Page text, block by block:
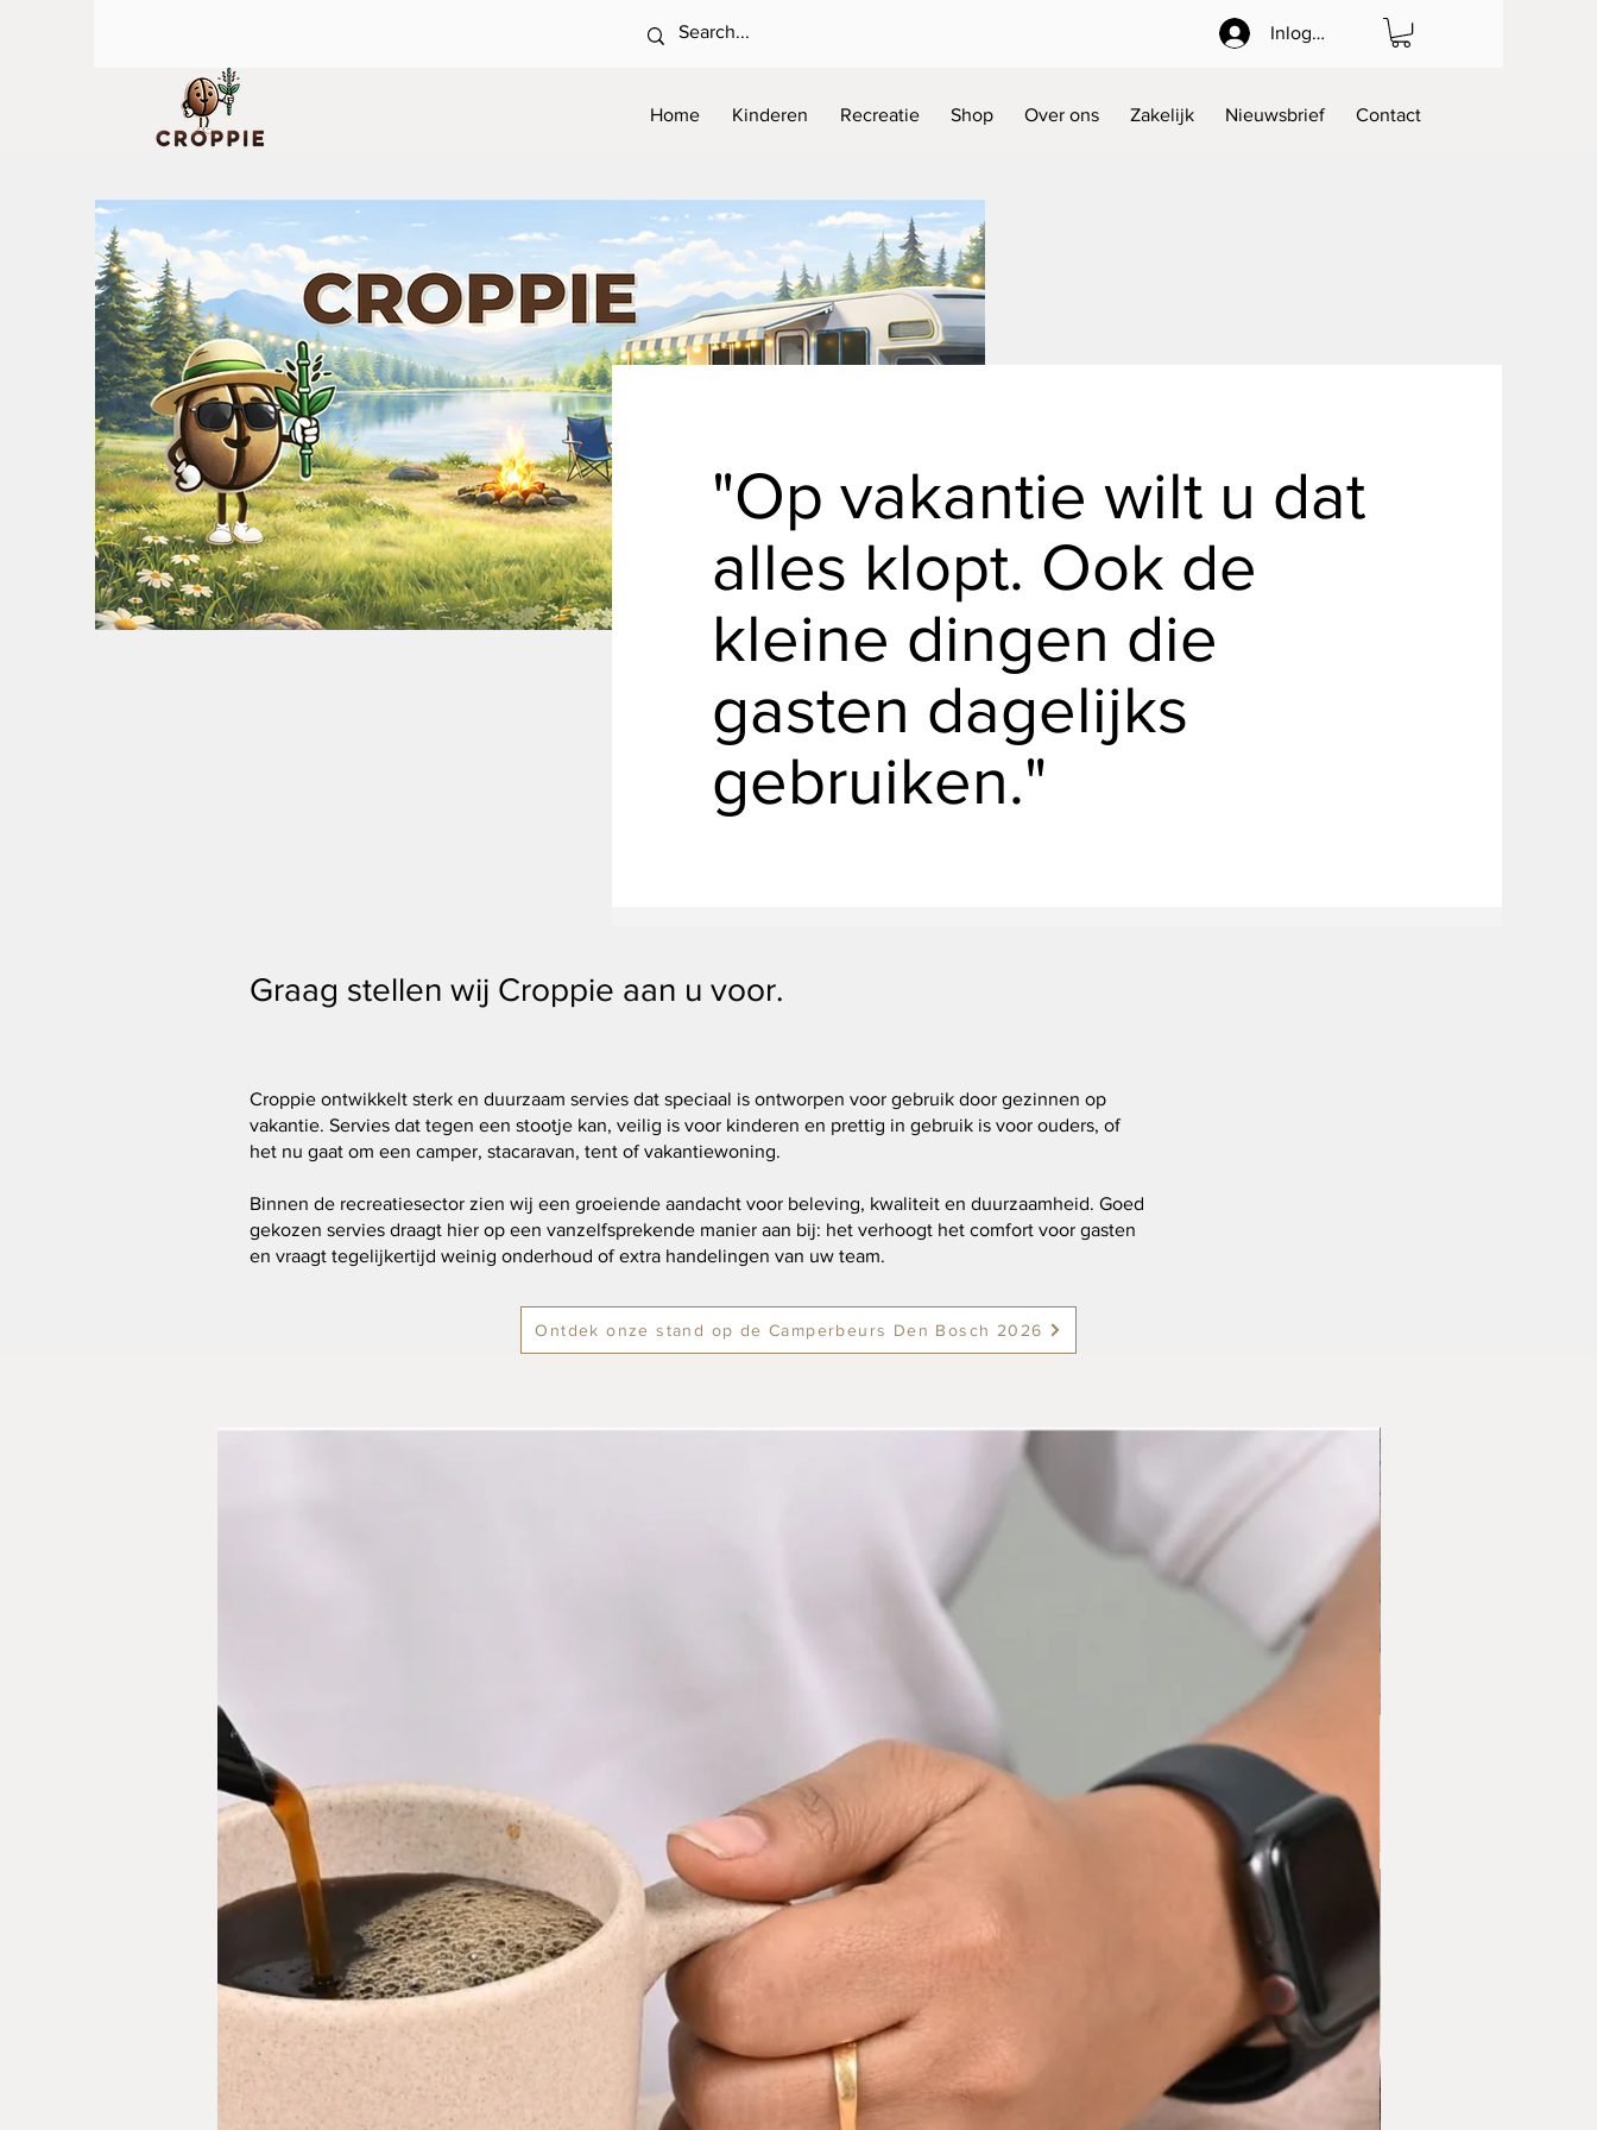
Inloggen
Home Kinderen Recreatie Shop Over ons Zakelijk Nieuwsbrief Contact
"Op vakantie wilt u dat
alles klopt. Ook de
kleine dingen die
gasten dagelijks
gebruiken."
Graag stellen wij Croppie aan u voor.
Croppie ontwikkelt sterk en duurzaam servies dat speciaal is ontworpen voor gebruik door gezinnen op
vakantie. Servies dat tegen een stootje kan, veilig is voor kinderen en prettig in gebruik is voor ouders, of
het nu gaat om een camper, stacaravan, tent of vakantiewoning.
Binnen de recreatiesector zien wij een groeiende aandacht voor beleving, kwaliteit en duurzaamheid. Goed
gekozen servies draagt hier op een vanzelfsprekende manier aan bij: het verhoogt het comfort voor gasten
en vraagt tegelijkertijd weinig onderhoud of extra handelingen van uw team.
Ontdek onze stand op de Camperbeurs Den Bosch 2026